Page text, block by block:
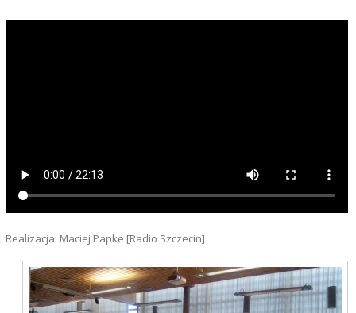
Realizacja: Maciej Papke [Radio Szczecin]